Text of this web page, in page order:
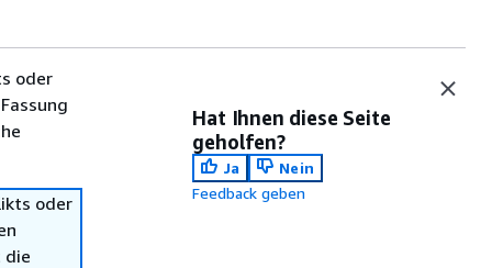
oder
oder
die
Hat Ihnen diese Seite
geholfen?
Ja
Nein
Feedback geben